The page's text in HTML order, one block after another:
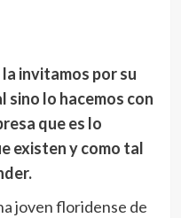
invitamos por su
sino lo hacemos con
que es lo
existen y como tal
joven floridense de